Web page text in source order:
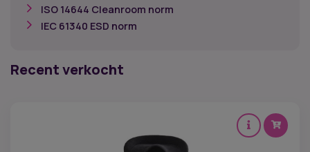
ISO 14644 Cleanroom norm
IEC 61340 ESD norm
Recent verkocht